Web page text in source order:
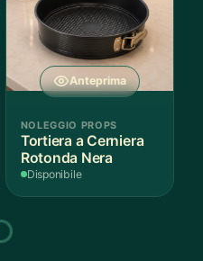
Anteprima
NOLEGGIO PROPS
Tortiera a Cerniera
Rotonda Nera
Disponibile